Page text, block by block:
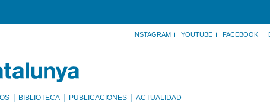
INSTAGRAM YOUTUBE FACEBOOK
BIBLIOTECA PUBLICACIONES ACTUALIDAD